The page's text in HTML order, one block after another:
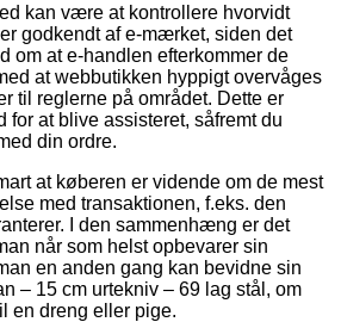
kan være at kontrollere hvorvidt
godkendt af e-mærket, siden det
om at e-handlen efterkommer de
at webbutikken hyppigt overvåges
til reglerne på området. Dette er
for at blive assisteret, såfremt du
din ordre.
at køberen er vidende om de mest
med transaktionen, f.eks. den
I den sammenhæng er det
når som helst opbevarer sin
en anden gang kan bevidne sin
– 15 cm urtekniv – 69 lag stål, om
en dreng eller pige.